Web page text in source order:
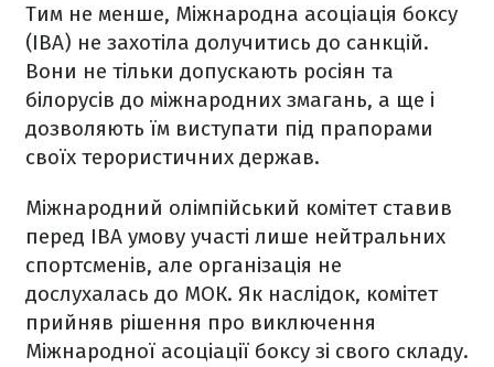
Тим не менше, Міжнародна асоціація боксу
(IBA) не захотіла долучитись до санкцій.
Вони не тільки допускають росіян та
білорусів до міжнародних змагань, а ще і
дозволяють їм виступати під прапорами
своїх терористичних держав.
Міжнародний олімпійський комітет ставив
перед IBA умову участі лише нейтральних
спортсменів, але організація не
дослухалась до МОК. Як наслідок, комітет
прийняв рішення про виключення
Міжнародної асоціації боксу зі свого складу.